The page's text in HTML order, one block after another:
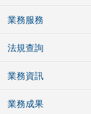
業務服務
法規查詢
業務資訊
業務成果